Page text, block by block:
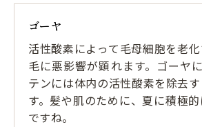
ゴーヤ
活性酸素によって毛母細胞を老
毛に悪影響が顕れます。ゴーヤ
テンには体内の活性酸素を除去
す。髪や肌のために、夏に積極
ですね。